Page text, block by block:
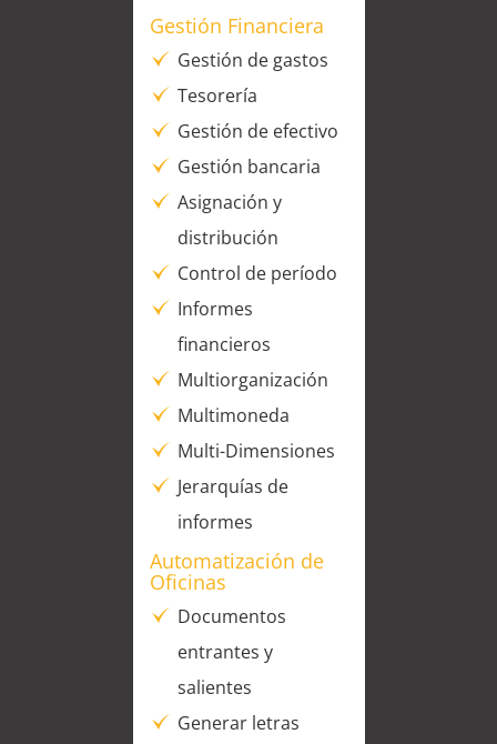
Gestión Financiera
Gestión de gastos
Tesorería
Gestión de efectivo
Gestión bancaria
Asignación y
distribución
Control de período
Informes
financieros
Multiorganización
Multimoneda
Multi-Dimensiones
Jerarquías de
informes
Automatización de
Oficinas
Documentos
entrantes y
salientes
Generar letras